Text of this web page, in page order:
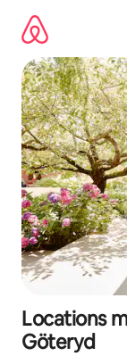
directement
contenu
Locations
Göteryd